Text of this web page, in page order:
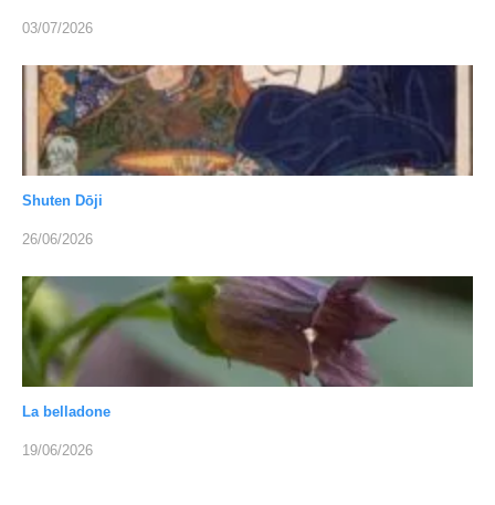
03/07/2026
Shuten Dōji
26/06/2026
La belladone
19/06/2026